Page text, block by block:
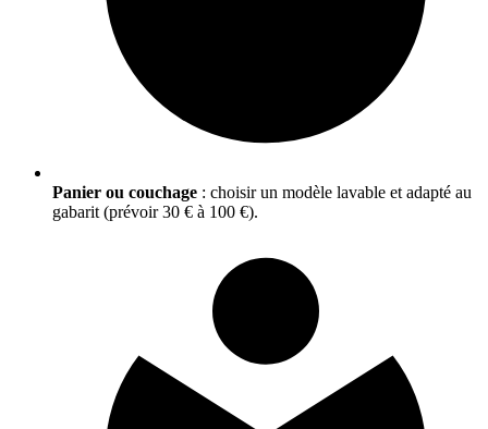
Panier ou couchage : choisir un modèle lavable et adapté au
gabarit (prévoir 30 € à 100 €).